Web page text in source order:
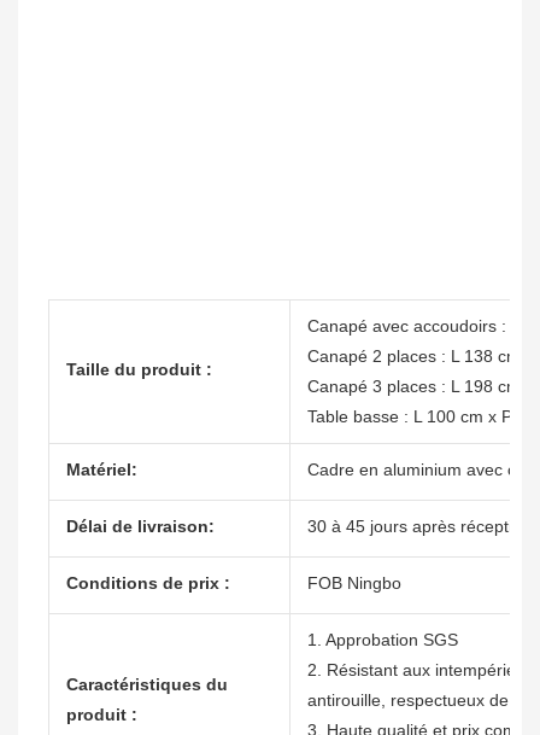
Taille du produit :
Canapé avec accoudoirs : L
Canapé 2 places : L 138 cm
Canapé 3 places : L 198 cm
Table basse : L 100 cm x P
Matériel: Cadre en aluminium avec
Délai de livraison: 30 à 45 jours après réception
Conditions de prix : FOB Ningbo
Caractéristiques du
produit :
1. Approbation SGS
2. Résistant aux intempéries,
antirouille, respectueux de
3. Haute qualité et prix